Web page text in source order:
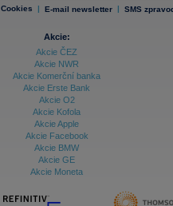
Cookies | E-mail newsletter | SMS
Akcie:
Akcie ČEZ
Akcie NWR
Akcie Komerční banka
Akcie Erste Bank
Akcie O2
Akcie Kofola
Akcie Apple
Akcie Facebook
Akcie BMW
Akcie GE
Akcie Moneta